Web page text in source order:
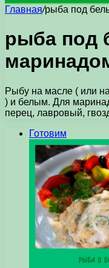
Главная/рыба под
рыба под
Рыбу на масле ( или
) и белым. Для
перец, лавровый,
Готовим